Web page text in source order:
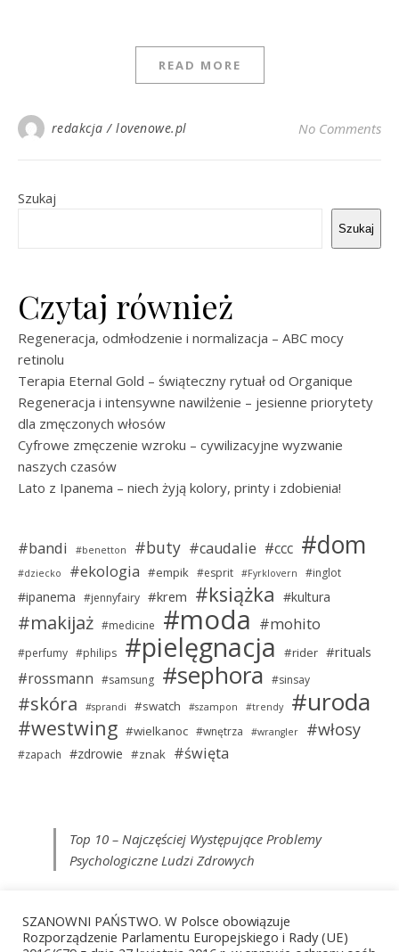
READ MORE
redakcja / lovenowe.pl No Comments
Szukaj
Szukaj
Czytaj również
Regeneracja, odmłodzenie i normalizacja – ABC mocy
retinolu
Terapia Eternal Gold – świąteczny rytuał od Organique
Regeneracja i intensywne nawilżenie – jesienne priorytety
dla zmęczonych włosów
Cyfrowe zmęczenie wzroku – cywilizacyjne wyzwanie
naszych czasów
Lato z Ipanema – niech żyją kolory, printy i zdobienia!
#bandi #benetton #buty #caudalie #ccc #dom
#dziecko #ekologia #empik #esprit #Fyrklovern #inglot
#ipanema #jennyfairy #krem #książka #kultura
#makijaż #medicine #moda #mohito
#perfumy #philips #pielęgnacja #rider #rituals
#rossmann #samsung #sephora #sinsay
#skóra #sprandi #swatch #szampon #trendy #uroda
#westwing #wielkanoc #wnętrza #wrangler #włosy
#zapach #zdrowie #znak #święta
Top 10 – Najczęściej Występujące Problemy
Psychologiczne Ludzi Zdrowych
Proste Ćwiczenia Psychologiczne, Które
SZANOWNI PAŃSTWO. W Polsce obowiązuje
Rozporządzenie Parlamentu Europejskiego i Rady (UE)